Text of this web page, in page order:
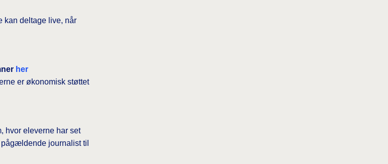
kan deltage live, når
her
er økonomisk støttet
hvor eleverne har set
journalist til